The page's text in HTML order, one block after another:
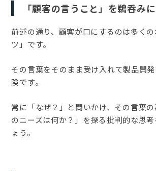
「顧客の言うこと」を鵜呑み
前述の通り、顧客が口にするのは多く
ツ」です。
その言葉をそのまま受け入れて製品開
険です。
常に「なぜ？」と問いかけ、その言葉
のニーズは何か？」を探る批判的な思
ょう。